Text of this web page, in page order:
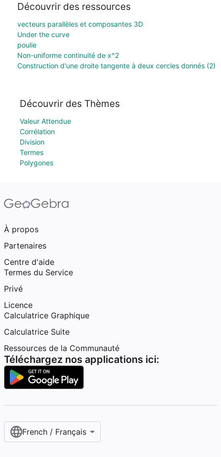
Découvrir des ressources
vecteurs parallèles et composantes 3D
Under the curve
poulie
Non-uniforme continuité de x^2
Construction d'une droite tangente à deux cercles donnés (2)
Découvrir des Thèmes
Valeur Attendue
Corrélation
Division
Termes
Polygones
À propos
Partenaires
Centre d'aide
Termes du Service
Privé
Licence
Calculatrice Graphique
Calculatrice Suite
Ressources de la Communauté
Téléchargez nos applications ici:
French / Français‎